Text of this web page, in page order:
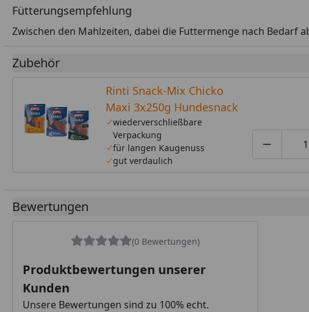
Fütterungsempfehlung
Zwischen den Mahlzeiten, dabei die Futtermenge nach Bedarf
Zubehör
Rinti Snack-Mix Chicko
Maxi 3x250g Hundesnack
wiederverschließbare
Verpackung
für langen Kaugenuss
gut verdaulich
Bewertungen
(0 Bewertungen)
Produktbewertungen unserer
Kunden
Unsere Bewertungen sind zu 100% echt.